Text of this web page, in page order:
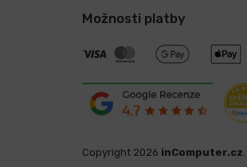
Možnosti platby
Copyright 2026 inComputer.cz